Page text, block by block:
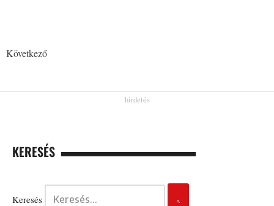
Következő
KERESÉS
Keresés